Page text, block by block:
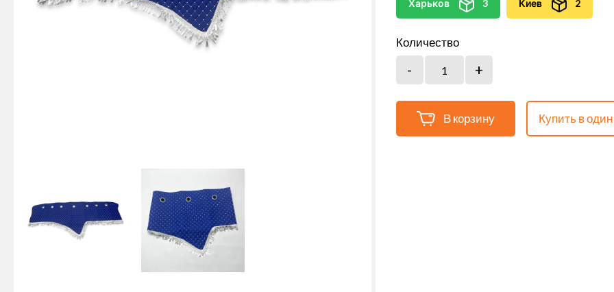
Харьков 3 Киев 2
Количество
В корзину Купить в один